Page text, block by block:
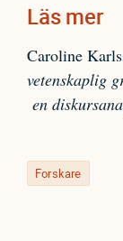
Läs mer
Caroline
vetenskaplig
en
Forskare